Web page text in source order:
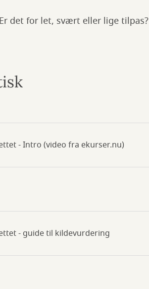
det for let, svært eller lige tilpas?
- Intro (video fra ekurser.nu)
- guide til kildevurdering